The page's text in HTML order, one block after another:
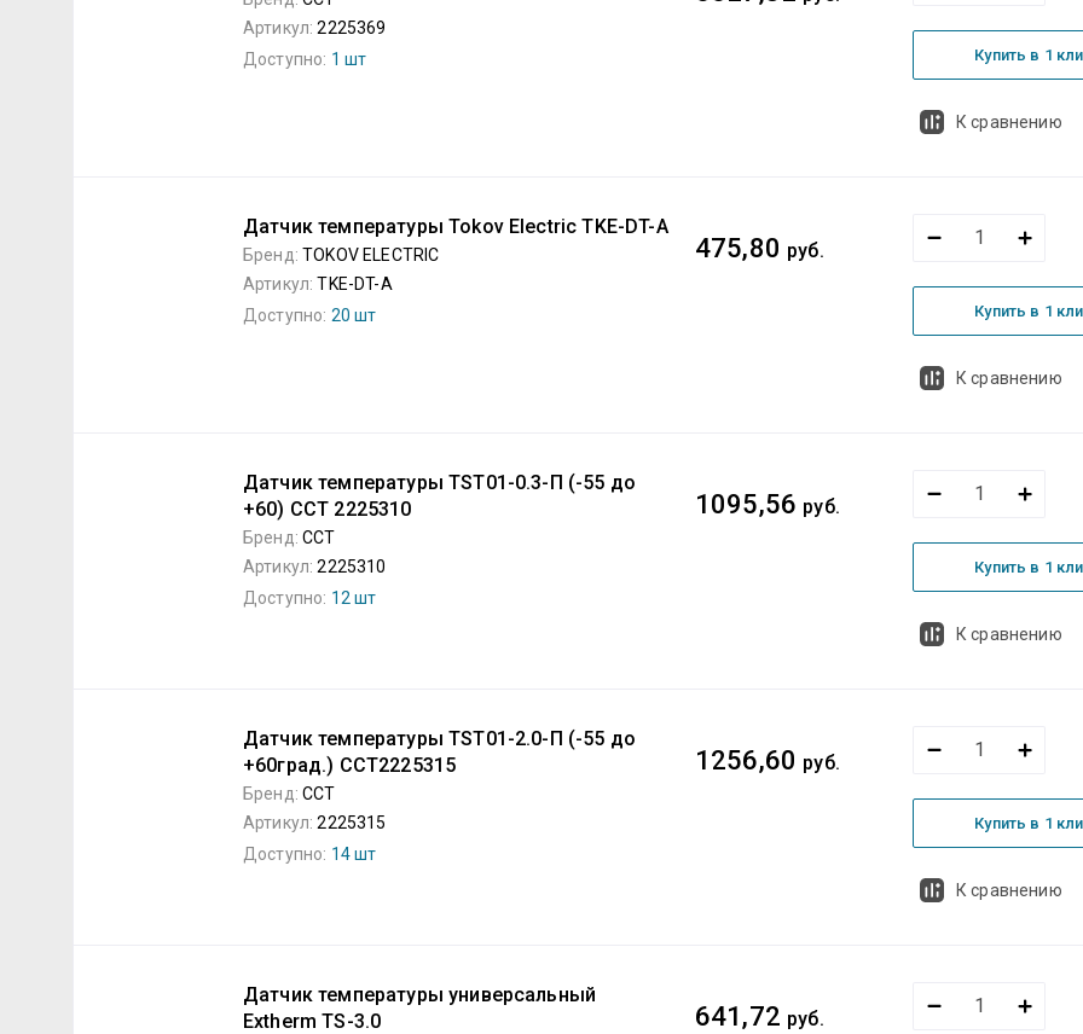
Артикул: 2225369
Доступно: 1 шт Купить в 1
К сравнению
Датчик температуры Tokov Electric TKE-DT-A
Бренд:TOKOV ELECTRIC
Артикул: TKE-DT-A
Доступно: 20 шт
475,80 руб.
Купить в 1
К сравнению
Датчик температуры TST01-0.3-П (-55 до
+60) ССТ 2225310
Бренд:ССТ
Артикул: 2225310
Доступно: 12 шт
1095,56 руб.
Купить в 1
К сравнению
Датчик температуры TST01-2.0-П (-55 до
+60град.) ССТ2225315
Бренд:ССТ
Артикул: 2225315
Доступно: 14 шт
1256,60 руб.
Купить в 1
К сравнению
Датчик температуры универсальный
Extherm TS-3.0
641,72 руб.